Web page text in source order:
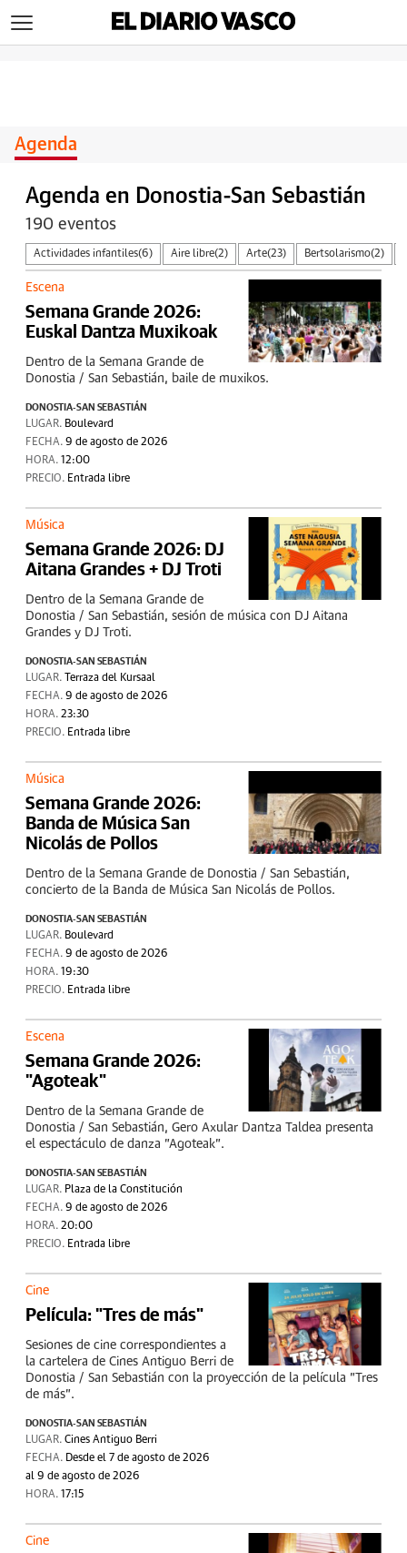
Agenda
Agenda en Donostia-San Sebastián
190 eventos
Actividades infantiles(6) Aire libre(2) Arte(23) Bertsolarismo(2)
Otros eventos
Escena
Semana Grande 2026:
Euskal Dantza Muxikoak
Dentro de la Semana Grande de
Donostia / San Sebastián, baile de muxikos.
DONOSTIA-SAN SEBASTIÁN
LUGAR. Boulevard
FECHA. 9 de agosto de 2026
HORA. 12:00
PRECIO. Entrada libre
Música
Semana Grande 2026: DJ
Aitana Grandes + DJ Troti
Dentro de la Semana Grande de
Donostia / San Sebastián, sesión de música con DJ Aitana
Grandes y DJ Troti.
DONOSTIA-SAN SEBASTIÁN
LUGAR.
Terraza del Kursaal
FECHA. 9 de agosto de 2026
HORA. 23:30
PRECIO. Entrada libre
Música
Semana Grande 2026:
Banda de Música San
Nicolás de Pollos
Dentro de la Semana Grande de Donostia / San Sebastián,
concierto de la Banda de Música San Nicolás de Pollos.
DONOSTIA-SAN SEBASTIÁN
LUGAR. Boulevard
FECHA. 9 de agosto de 2026
HORA. 19:30
PRECIO. Entrada libre
Escena
Semana Grande 2026:
"Agoteak"
Dentro de la Semana Grande de
Donostia / San Sebastián, Gero Axular Dantza Taldea presenta
el espectáculo de danza "Agoteak".
DONOSTIA-SAN SEBASTIÁN
LUGAR. Plaza de la Constitución
FECHA. 9 de agosto de 2026
HORA. 20:00
PRECIO. Entrada libre
Cine
Película: "Tres de más"
Sesiones de cine correspondientes a
la cartelera de Cines Antiguo Berri de
Donostia / San Sebastián con la proyección de la película "Tres
de más".
DONOSTIA-SAN SEBASTIÁN
LUGAR. Cines Antiguo Berri
FECHA. Desde el 7 de agosto de 2026
al 9 de agosto de 2026
HORA. 17:15
Cine